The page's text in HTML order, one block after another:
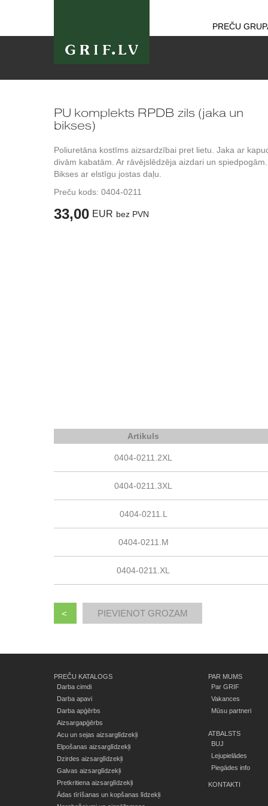
PREČU
PU komplekts RPDB zils (jaka un
bikses)
Poliuretāna kostīms aizsardzībai pret lietu. Jaka ar
divām kabatām. Ar rāvējslēdzēja aizdari un spiedpogām.
Bikses ar elstīgu jostas daļu.
Preču kods: 0404-0211
33,00 EUR bez PVN
Artikuls
0404-0211.2XL
0404-0211.3XL
0404-0211.L
0404-0211.M
0404-0211.XL
<
PREČU KATALOGS
Darba cimdi
Darba apavi
Darba apģērbs
Aizsargapģērbs
Acu un sejas aizsarglīdzekļi
Elpošanas aizsarglīdzekļi
Dzirdes aizsarglīdzekļi
Galvas aizsarglīdzekļi
Pretkritiena aizsarglīdzekļi
Ādas tīrīšanas un kopšanas līdzekļi
PAR MUMS
Par GRIF
Vakances
Mūsu partneri
ATBALSTS
BUJ
Lejupielādes
Piegādes info
KONTAKTI